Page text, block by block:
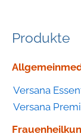
Produkte
Geräte
Kategorie
Versana
Versana